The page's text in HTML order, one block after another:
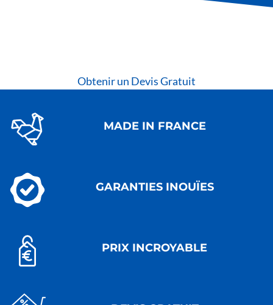
Obtenir un Devis Gratuit
MADE IN FRANCE
GARANTIES INOUÏES
PRIX INCROYABLE